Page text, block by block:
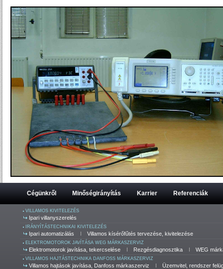
Cégünkről Minőségirányítás Karrier Referenciák
VILLAMOS KIVITELEZÉS
Ipari villanyszerelés
IRÁNYÍTÁSTECHNIKAI KIVITELEZÉS
Ipari automatizálás Villamos kísérőfűtés tervezése, kivitelezése
ELEKTROMOTOROK JAVÍTÁSA WEG MÁRKASZERVIZ
Elektromotorok javítása, tekercselése Rezgésdiagnosztika WEG
VILLAMOS HAJTÁSTECHNIKA DANFOSS MÁRKASZERVIZ
Villamos hajtások javítása, Danfoss márkaszerviz Üzemvitel, rendszer